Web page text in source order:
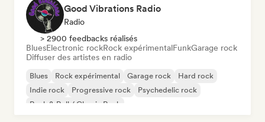
Good Vibrations Radio
Radio
> 2900 feedbacks réalisés
BluesElectronic rockRock expérimentalFunkGarage rock
Diffuser des artistes en radio
Blues Rock expérimental Garage rock
Hard rock
Indie rock
Progressive rock
Psychedelic rock
Rock & Roll / Classic Rock